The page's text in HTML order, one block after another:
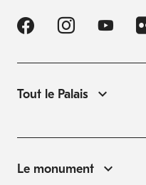
Tout le Palais
Le monument